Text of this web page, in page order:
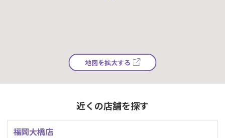
地図を拡大する
近くの店舗を探す
福岡大橋店